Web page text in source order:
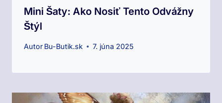
Mini Šaty: Ako Nosiť Tento Odvážny
Štýl
Autor Bu-Butik.sk 7. júna 2025